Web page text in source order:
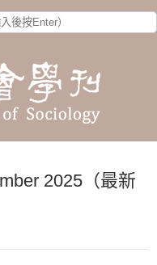
2025（最新